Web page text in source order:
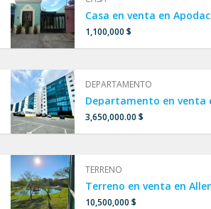
1,100,000 $
DEPARTAMENTO
3,650,000.00 $
TERRENO
10,500,000 $